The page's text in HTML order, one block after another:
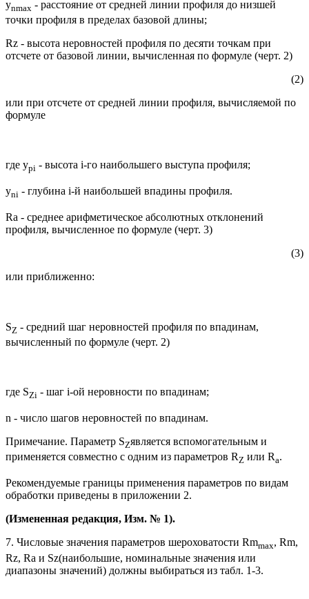
ynmax - расстояние от средней линии профиля до низшей
точки профиля в пределах базовой длины;
Rz - высота неровностей профиля по десяти точкам при
отсчете от базовой линии, вычисленная по формуле (черт. 2)
(2)
или при отсчете от средней линии профиля, вычисляемой по
формуле
где уpi - высота i-го наибольшего выступа профиля;
уni - глубина i-й наибольшей впадины профиля.
Ra - среднее арифметическое абсолютных отклонений
профиля, вычисленное по формуле (черт. 3)
(3)
или приближенно:
SZ - средний шаг неровностей профиля по впадинам,
вычисленный по формуле (черт. 2)
где SZi - шаг i-ой неровности по впадинам;
n - число шагов неровностей по впадинам.
Примечание. Параметр SZявляется вспомогательным и
применяется совместно с одним из параметров RZ или Ra.
Рекомендуемые границы применения параметров по видам
обработки приведены в приложении 2.
(Измененная редакция, Изм. № 1).
7. Числовые значения параметров шероховатости Rmmax, Rm,
Rz, Ra и Sz(наибольшие, номинальные значения или
диапазоны значений) должны выбираться из табл. 1-3.